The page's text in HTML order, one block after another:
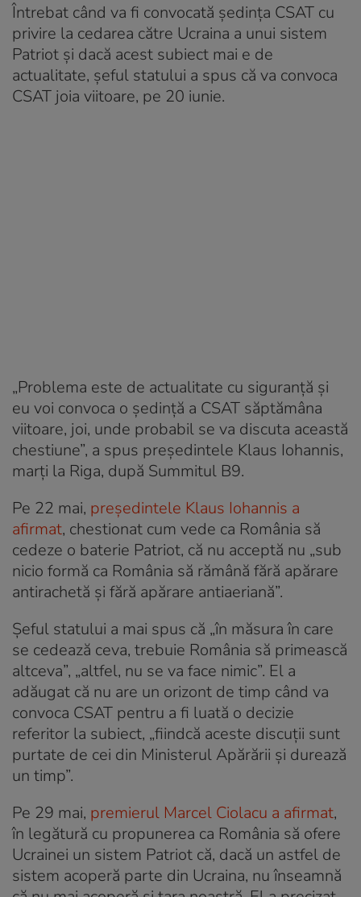
Întrebat când va fi convocată şedinţa CSAT cu
privire la cedarea către Ucraina a unui sistem
Patriot şi dacă acest subiect mai e de
actualitate, şeful statului a spus că va convoca
CSAT joia viitoare, pe 20 iunie.
„Problema este de actualitate cu siguranţă şi
eu voi convoca o şedinţă a CSAT săptămâna
viitoare, joi, unde probabil se va discuta această
chestiune”, a spus preşedintele Klaus Iohannis,
marţi la Riga, după Summitul B9.
Pe 22 mai, preşedintele Klaus Iohannis a
afirmat, chestionat cum vede ca România să
cedeze o baterie Patriot, că nu acceptă nu „sub
nicio formă ca România să rămână fără apărare
antirachetă şi fără apărare antiaeriană”.
Şeful statului a mai spus că „în măsura în care
se cedează ceva, trebuie România să primească
altceva”, „altfel, nu se va face nimic”. El a
adăugat că nu are un orizont de timp când va
convoca CSAT pentru a fi luată o decizie
referitor la subiect, „fiindcă aceste discuţii sunt
purtate de cei din Ministerul Apărării şi durează
un timp”.
Pe 29 mai, premierul Marcel Ciolacu a afirmat,
în legătură cu propunerea ca România să ofere
Ucrainei un sistem Patriot că, dacă un astfel de
sistem acoperă parte din Ucraina, nu înseamnă